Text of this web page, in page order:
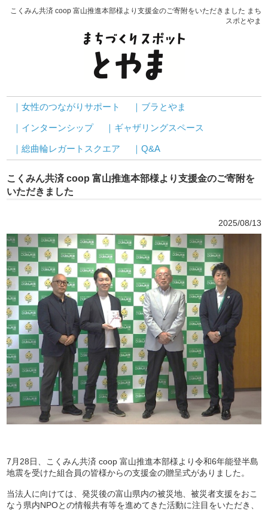
こくみん共済 coop 富山推進本部様より支援金のご寄附をいただきました まち
スポとやま
｜女性のつながりサポート ｜ブラとやま
｜インターンシップ ｜ギャザリングスペース
｜総曲輪レガートスクエア ｜Q&A
こくみん共済 coop 富山推進本部様より支援金のご寄附を
いただきました
2025/08/13
7月28日、こくみん共済 coop 富山推進本部様より令和6年能登半島
地震を受けた組合員の皆様からの支援金の贈呈式がありました。
当法人に向けては、発災後の富山県内の被災地、被災者支援をおこ
なう県内NPOとの情報共有等を進めてきた活動に注目をいただき、